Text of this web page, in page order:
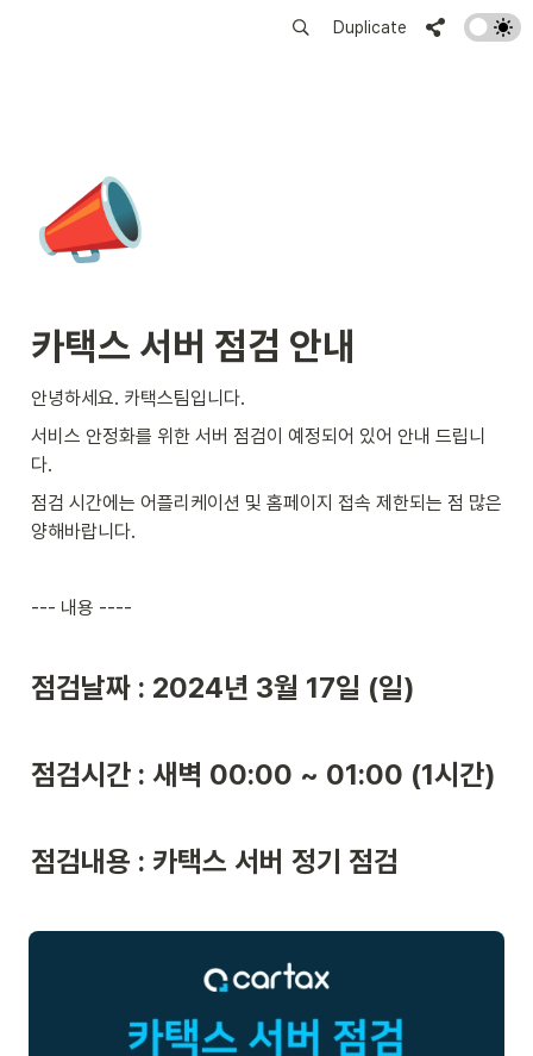
Duplicate
📣
카택스 서버 점검 안내
안녕하세요. 카택스팀입니다.
서비스 안정화를 위한 서버 점검이 예정되어 있어 안내 드립니
다.
점검 시간에는 어플리케이션 및 홈페이지 접속 제한되는 점 많은
양해바랍니다.
--- 내용 ----
점검날짜 : 2024년 3월 17일 (일)
점검시간 : 새벽 00:00 ~ 01:00 (1시간)
점검내용 : 카택스 서버 정기 점검